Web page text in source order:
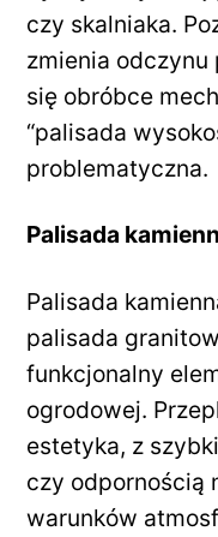
czy skalniaka.
zmienia odczynu
się obróbce
“palisada
problematyczna.
Palisada
Palisada
palisada
funkcjonalny
ogrodowej.
estetyka, z
czy odpornością
warunków